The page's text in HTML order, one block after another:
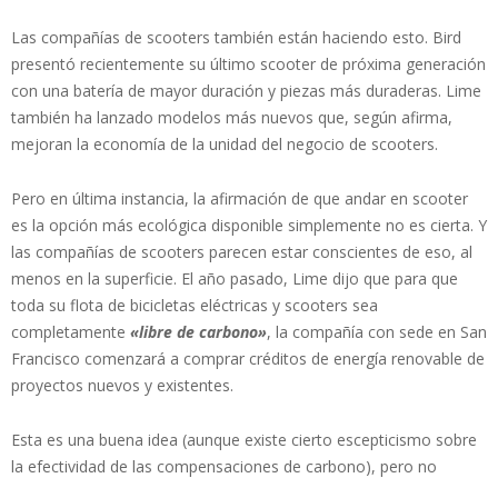
Las compañías de scooters también están haciendo esto. Bird
presentó recientemente su último scooter de próxima generación
con una batería de mayor duración y piezas más duraderas. Lime
también ha lanzado modelos más nuevos que, según afirma,
mejoran la economía de la unidad del negocio de scooters.
Pero en última instancia, la afirmación de que andar en scooter
es la opción más ecológica disponible simplemente no es cierta. Y
las compañías de scooters parecen estar conscientes de eso, al
menos en la superficie. El año pasado, Lime dijo que para que
toda su flota de bicicletas eléctricas y scooters sea
completamente «libre de carbono», la compañía con sede en San
Francisco comenzará a comprar créditos de energía renovable de
proyectos nuevos y existentes.
Esta es una buena idea (aunque existe cierto escepticismo sobre
la efectividad de las compensaciones de carbono), pero no